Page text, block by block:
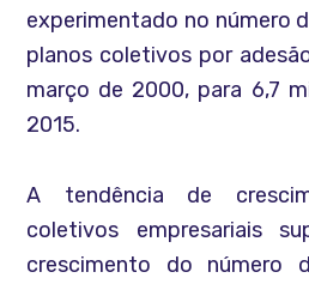
experimentado no número
planos coletivos por
março de 2000, para 6,7
2015.
A tendência de
coletivos empresariais
crescimento do número